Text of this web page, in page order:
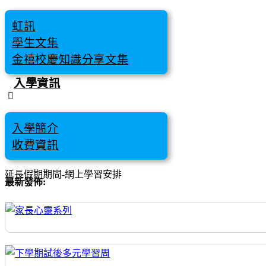
虹訊
學生文集
金禧校慶知識分享文集
入學資訊
入學簡介
收費資訊
延長假期期間-網上學習安排
最新發佈: